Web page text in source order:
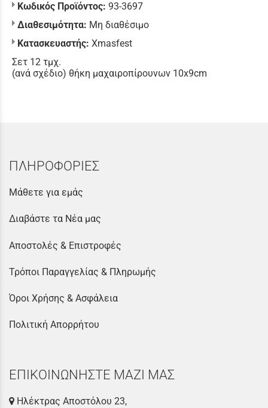
Κωδικός Προϊόντος: 93-3697
Διαθεσιμότητα: Μη διαθέσιμο
Κατασκευαστής: Xmasfest
Σετ 12 τμχ.
(ανά σχέδιο) θήκη μαχαιροπίρουνων 10x9cm
ΠΛΗΡΟΦΟΡΙΕΣ
Μάθετε για εμάς
Διαβάστε τα Νέα μας
Αποστολές & Επιστροφές
Τρόποι Παραγγελίας & Πληρωμής
Όροι Χρήσης & Ασφάλεια
Πολιτική Απορρήτου
ΕΠΙΚΟΙΝΩΝΗΣΤΕ ΜΑΖΙ ΜΑΣ
Ηλέκτρας Αποστόλου 23,